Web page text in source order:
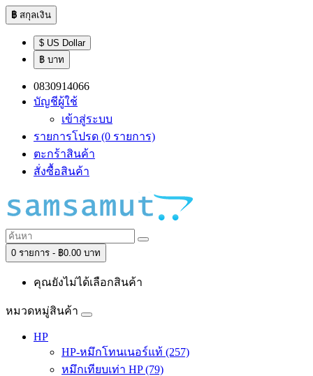
฿ สกุลเงิน
$ US Dollar
฿ บาท
0830914066
บัญชีผู้ใช้
เข้าสู่ระบบ
รายการโปรด (0 รายการ)
ตะกร้าสินค้า
สั่งซื้อสินค้า
0 รายการ - ฿0.00 บาท
คุณยังไม่ได้เลือกสินค้า
หมวดหมู่สินค้า
HP
HP-หมึกโทนเนอร์แท้ (257)
หมึกเทียบเท่า HP (79)